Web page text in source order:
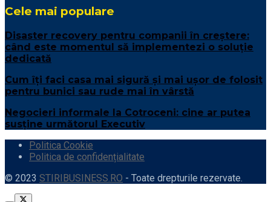
Cele mai populare
Disaster recovery pentru companii în creștere:
când este momentul să implementezi o soluție
dedicată
Cum îți faci casa mai sigură și mai ușor de folosit
pentru bunici sau rude mai în vârstă
Negocieri informale la Cotroceni: cine ar putea
susține următorul Executiv
Politica Cookie
Politica de confidențialitate
© 2023 STIRIBUSINESS.RO - Toate drepturile rezervate.